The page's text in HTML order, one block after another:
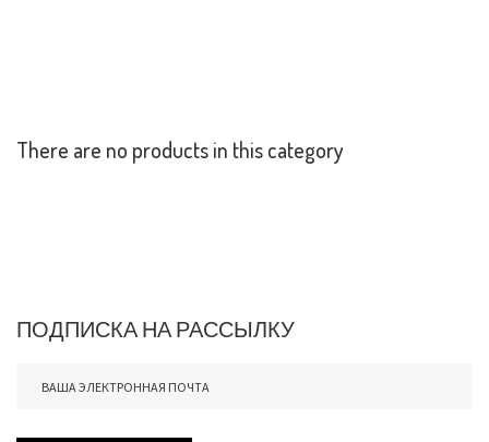
There are no productsin thiscategory
ПОДПИСКАНАРАССЫЛКУ